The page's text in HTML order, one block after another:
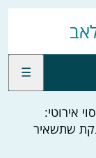
☰
אירוטי:
שתשאיר